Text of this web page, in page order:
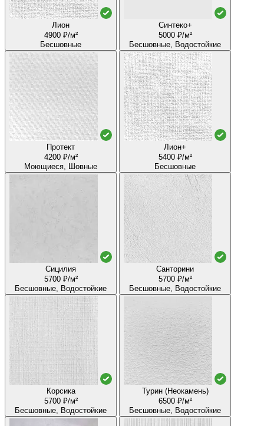
Лион
4900 ₽/м²
Бесшовные
Синтеко+
5000 ₽/м²
Бесшовные, Водостойкие
Протект
4200 ₽/м²
Моющиеся, Шовные
Лион+
5400 ₽/м²
Бесшовные
Сицилия
5700 ₽/м²
Бесшовные, Водостойкие
Санторини
5700 ₽/м²
Бесшовные, Водостойкие
Корсика
5700 ₽/м²
Бесшовные, Водостойкие
Турин (Неокамень)
6500 ₽/м²
Бесшовные, Водостойкие